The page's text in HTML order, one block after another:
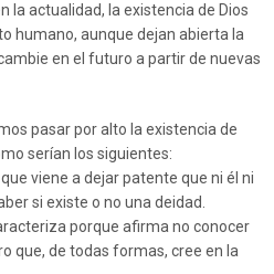
la actualidad, la existencia de Dios
humano, aunque dejan abierta la
en el futuro a partir de nuevas
pasar por alto la existencia de
serían los siguientes:
viene a dejar patente que ni él ni
si existe o no una deidad.
porque afirma no conocer
que, de todas formas, cree en la